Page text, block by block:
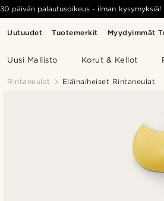
Uutuudet Tuotemerkit Myydyimmät
Uusi Mallisto Korut & Kellot
30 päivän palautusoikeus - ilman kysymyksiä!
Rintaneulat Eläinaiheiset Rintaneulat